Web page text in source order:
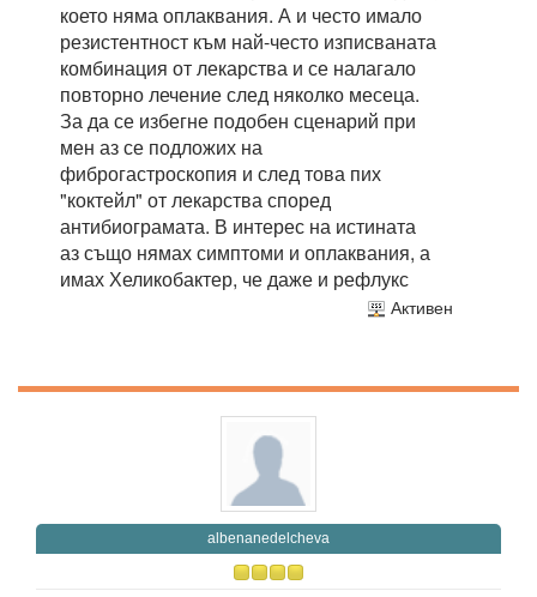
което няма оплаквания. А и често имало
резистентност към най-често изписваната
комбинация от лекарства и се налагало
повторно лечение след няколко месеца.
За да се избегне подобен сценарий при
мен аз се подложих на
фиброгастроскопия и след това пих
"коктейл" от лекарства според
антибиограмата. В интерес на истината
аз също нямах симптоми и оплаквания, а
имах Хеликобактер, че даже и рефлукс
Активен
albenanedelcheva